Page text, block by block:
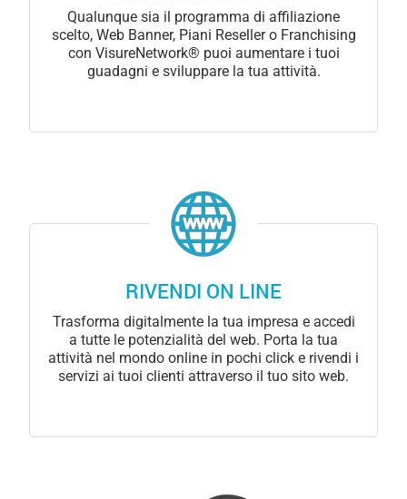
Qualunque sia il programma di affiliazione
scelto, Web Banner, Piani Reseller o Franchising
con VisureNetwork® puoi aumentare i tuoi
guadagni e sviluppare la tua attività.
RIVENDI ON LINE
Trasforma digitalmente la tua impresa e accedi
a tutte le potenzialità del web. Porta la tua
attività nel mondo online in pochi click e rivendi i
servizi ai tuoi clienti attraverso il tuo sito web.